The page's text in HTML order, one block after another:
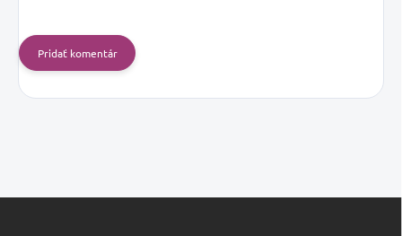
Pridať komentár